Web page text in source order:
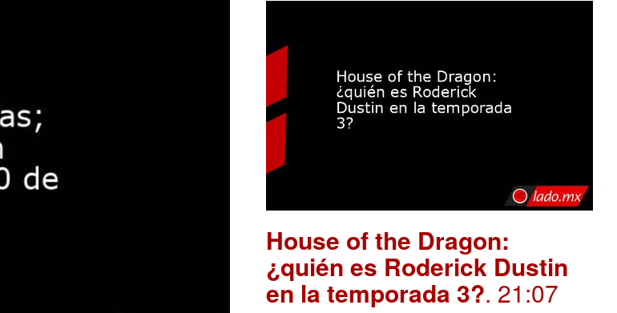
House of the Dragon:
¿quién es Roderick Dustin
en la temporada 3?. 21:07